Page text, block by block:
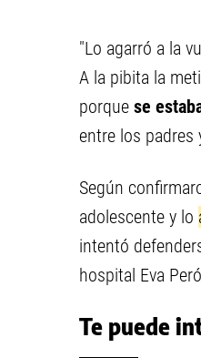
"Lo agarró a la
A la pibita la
porque se
entre los padres
Según
adolescente y lo
intentó
hospital Eva
Te puede